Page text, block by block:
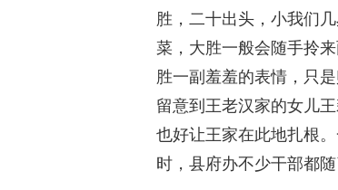
胜，二十出头，小我们
菜，大胜一般会随手拎
胜一副羞羞的表情，只
留意到王老汉家的女儿
也好让王家在此地扎根
时，县府办不少干部都随